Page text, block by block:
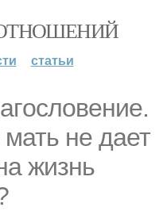
статьи
не дает
жизнь